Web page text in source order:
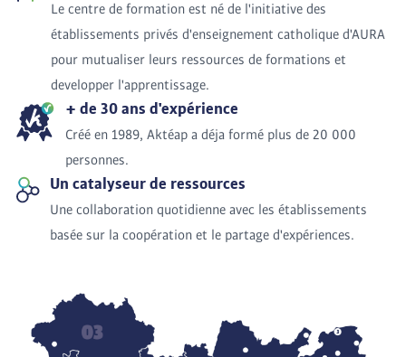
Le centre de formation est né de l'initiative des
établissements privés d'enseignement catholique d'AURA
pour mutualiser leurs ressources de formations et
developper l'apprentissage.
+ de 30 ans d'expérience
Créé en 1989, Aktéap a déja formé plus de 20 000
personnes.
Un catalyseur de ressources
Une collaboration quotidienne avec les établissements
basée sur la coopération et le partage d'expériences.